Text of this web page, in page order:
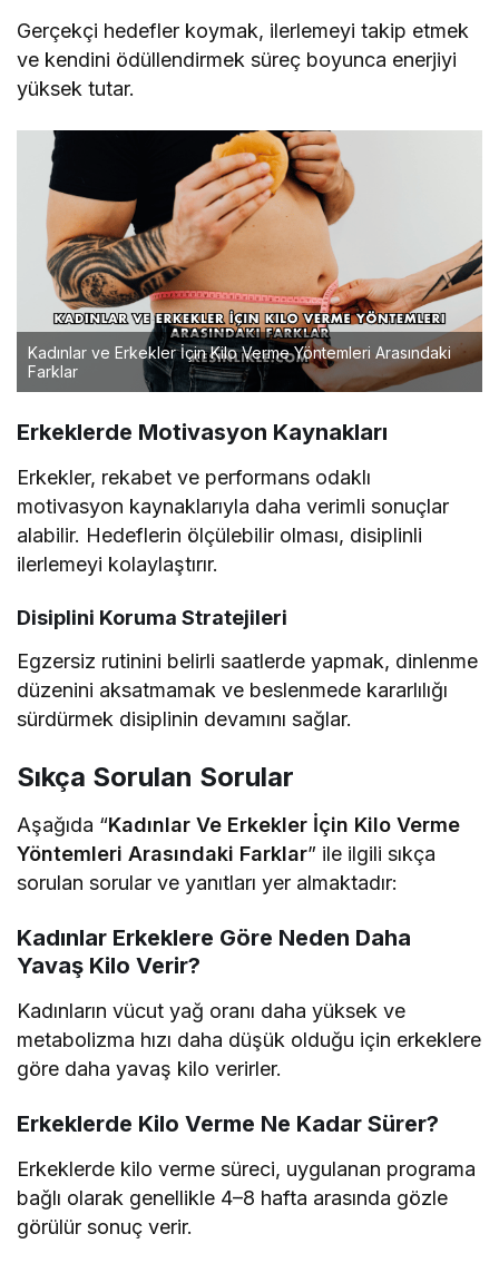
Gerçekçi hedefler koymak, ilerlemeyi takip etmek
ve kendini ödüllendirmek süreç boyunca enerjiyi
yüksek tutar.
Kadınlar ve Erkekler İçin Kilo Verme Yöntemleri Arasındaki
Farklar
Erkeklerde Motivasyon Kaynakları
Erkekler, rekabet ve performans odaklı
motivasyon kaynaklarıyla daha verimli sonuçlar
alabilir. Hedeflerin ölçülebilir olması, disiplinli
ilerlemeyi kolaylaştırır.
Disiplini Koruma Stratejileri
Egzersiz rutinini belirli saatlerde yapmak, dinlenme
düzenini aksatmamak ve beslenmede kararlılığı
sürdürmek disiplinin devamını sağlar.
Sıkça Sorulan Sorular
Aşağıda “Kadınlar Ve Erkekler İçin Kilo Verme
Yöntemleri Arasındaki Farklar” ile ilgili sıkça
sorulan sorular ve yanıtları yer almaktadır:
Kadınlar Erkeklere Göre Neden Daha
Yavaş Kilo Verir?
Kadınların vücut yağ oranı daha yüksek ve
metabolizma hızı daha düşük olduğu için erkeklere
göre daha yavaş kilo verirler.
Erkeklerde Kilo Verme Ne Kadar Sürer?
Erkeklerde kilo verme süreci, uygulanan programa
bağlı olarak genellikle 4–8 hafta arasında gözle
görülür sonuç verir.